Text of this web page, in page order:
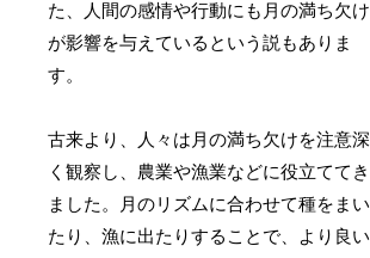
た、人間の感情や行動にも月の満ち欠け
が影響を与えているという説もありま
す。
古来より、人々は月の満ち欠けを注意深
く観察し、農業や漁業などに役立ててき
ました。月のリズムに合わせて種をまい
たり、漁に出たりすることで、より良い